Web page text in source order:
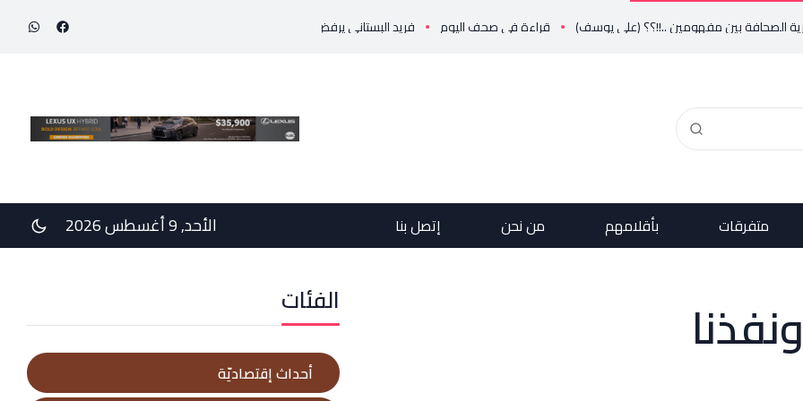
مفهومين ..!!؟؟ (علي يوسف) قراءة في صحف اليوم فريد البستاني يرفض رفضاً قاطعاً إعادة طرح المرسوم 3214: الضرائب الجديدة تعرقل التعافي الاقتصادي وتناقض مبدأ الشراكة
متفرقات بأقلامهم من نحن إتصل بنا الأحد, 9 أغسطس 2026
الفئات
أحداث إقتصاديّة